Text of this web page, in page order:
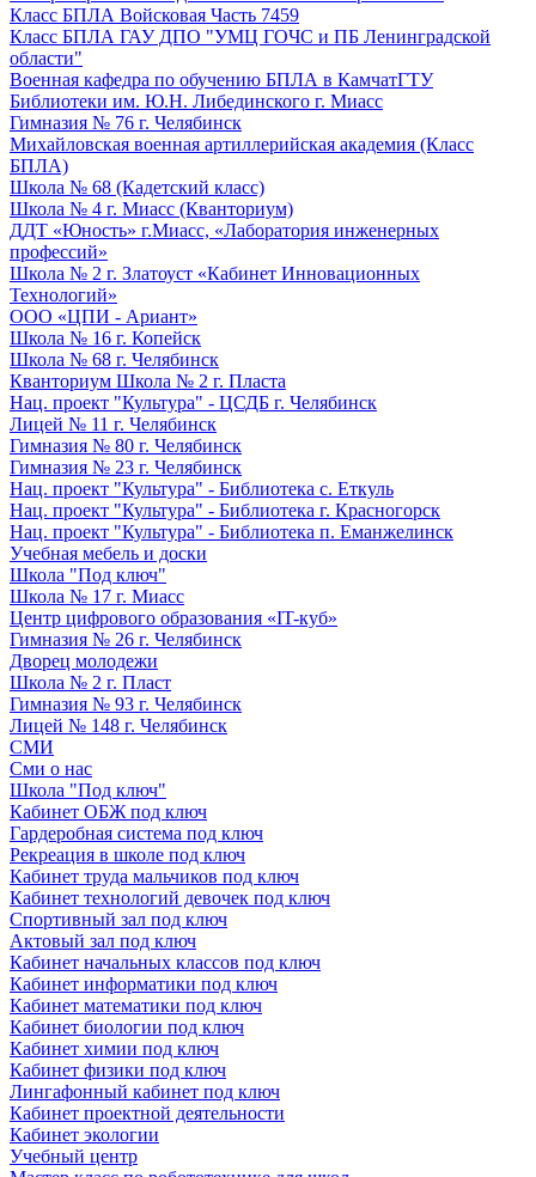
Класс БПЛА Войсковая Часть 7459
Класс БПЛА ГАУ ДПО "УМЦ ГОЧС и ПБ Ленинградской
области"
Военная кафедра по обучению БПЛА в КамчатГТУ
Библиотеки им. Ю.Н. Либединского г. Миасс
Гимназия № 76 г. Челябинск
Михайловская военная артиллерийская академия (Класс
БПЛА)
Школа № 68 (Кадетский класс)
Школа № 4 г. Миасс (Кванториум)
ДДТ «Юность» г.Миасс, «Лаборатория инженерных
профессий»
Школа № 2 г. Златоуст «Кабинет Инновационных
Технологий»
ООО «ЦПИ - Ариант»
Школа № 16 г. Копейск
Школа № 68 г. Челябинск
Кванториум Школа № 2 г. Пласта
Нац. проект "Культура" - ЦСДБ г. Челябинск
Лицей № 11 г. Челябинск
Гимназия № 80 г. Челябинск
Гимназия № 23 г. Челябинск
Нац. проект "Культура" - Библиотека с. Еткуль
Нац. проект "Культура" - Библиотека г. Красногорск
Нац. проект "Культура" - Библиотека п. Еманжелинск
Учебная мебель и доски
Школа "Под ключ"
Школа № 17 г. Миасс
Центр цифрового образования «IT-куб»
Гимназия № 26 г. Челябинск
Дворец молодежи
Школа № 2 г. Пласт
Гимназия № 93 г. Челябинск
Лицей № 148 г. Челябинск
СМИ
Сми о нас
Школа "Под ключ"
Кабинет ОБЖ под ключ
Гардеробная система под ключ
Рекреация в школе под ключ
Кабинет труда мальчиков под ключ
Кабинет технологий девочек под ключ
Спортивный зал под ключ
Актовый зал под ключ
Кабинет начальных классов под ключ
Кабинет информатики под ключ
Кабинет математики под ключ
Кабинет биологии под ключ
Кабинет химии под ключ
Кабинет физики под ключ
Лингафонный кабинет под ключ
Кабинет проектной деятельности
Кабинет экологии
Учебный центр